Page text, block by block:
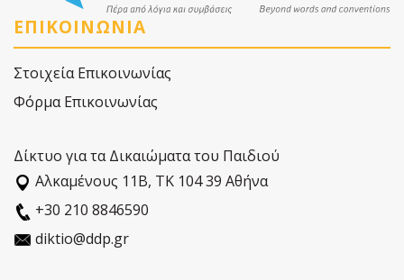
ΕΠΙΚΟΙΝΩΝΙΑ
Στοιχεία Επικοινωνίας
Φόρμα Επικοινωνίας
Δίκτυο για τα Δικαιώματα του Παιδιού
Αλκαµένους 11Β, ΤΚ 104 39 Αθήνα
+30 210 8846590
diktio@ddp.gr